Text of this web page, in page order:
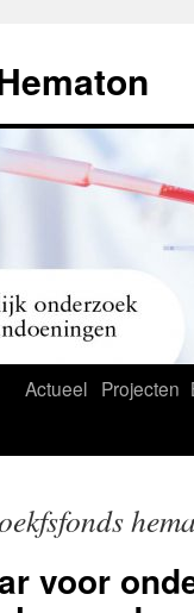
Actueel Projecten
voor